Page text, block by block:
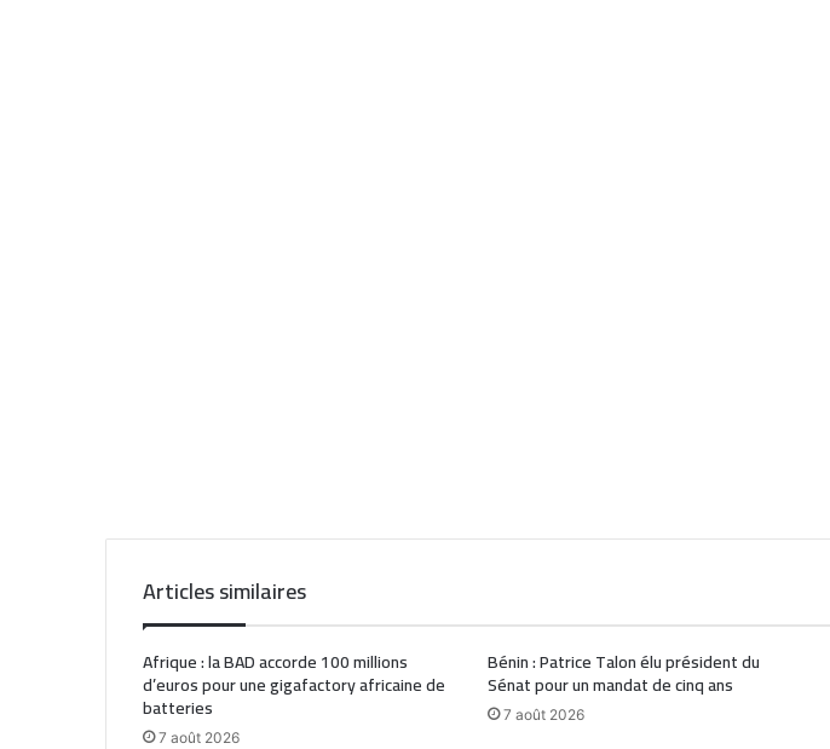
Articles similaires
Afrique : la BAD accorde 100 millions
d’euros pour une gigafactory africaine de
batteries
7 août 2026
Bénin : Patrice Talon élu président du
Sénat pour un mandat de cinq ans
7 août 2026